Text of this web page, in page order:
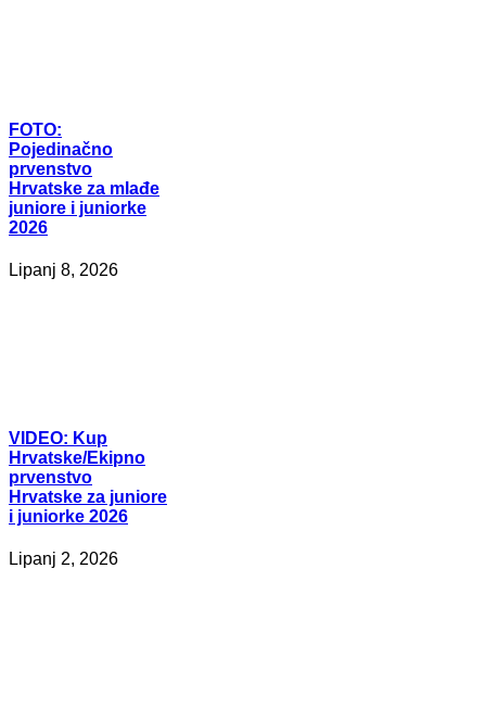
FOTO:
Pojedinačno
prvenstvo
Hrvatske za mlađe
juniore i juniorke
2026
Lipanj 8, 2026
VIDEO: Kup
Hrvatske/Ekipno
prvenstvo
Hrvatske za juniore
i juniorke 2026
Lipanj 2, 2026